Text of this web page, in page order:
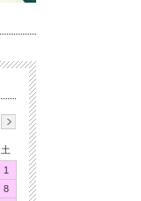
土
1
8